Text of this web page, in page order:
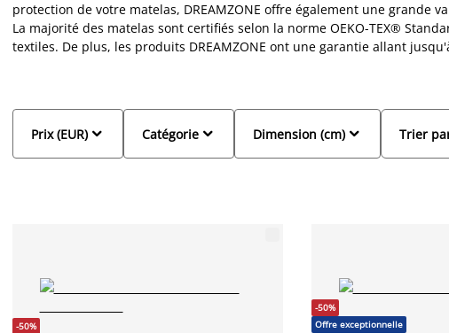
protection de votre matelas, DREAMZONE offre également une grande
La majorité des matelas sont certifiés selon la norme OEKO-TEX®
textiles. De plus, les produits DREAMZONE ont une garantie allant

Prix (EUR) 
Catégorie 
Dimension (cm) Trier
-50%
-50%
Offre exceptionnelle